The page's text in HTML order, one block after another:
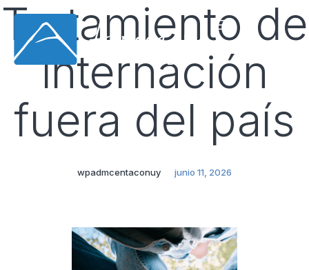
Tratamiento de
internación
fuera del país
wpadmcentaconuy junio 11, 2026